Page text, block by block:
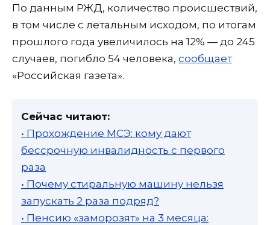
По данным РЖД, количество происшествий,
в том числе с летальным исходом, по итогам
прошлого года увеличилось на 12% — до 245
случаев, погибло 54 человека, сообщает
«Российская газета».
Сейчас читают:
• Прохождение МСЭ: кому дают
бессрочную инвалидность с первого
раза
• Почему стиральную машину нельзя
запускать 2 раза подряд?
• Пенсию «заморозят» на 3 месяца: